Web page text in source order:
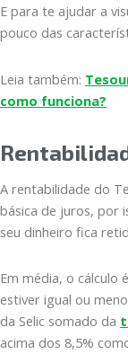
E para te ajudar a
pouco das
Leia também:
como funciona?
A rentabilidade do
básica de juros, por
seu dinheiro fica
Em média, o cálculo
estiver igual ou
da Selic somado da
acima dos 8,5%